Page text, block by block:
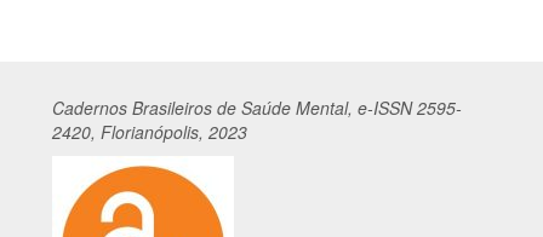
Cadernos Brasileiros de Saúde Mental, e-ISSN 2595-
2420, Florianópolis, 2023